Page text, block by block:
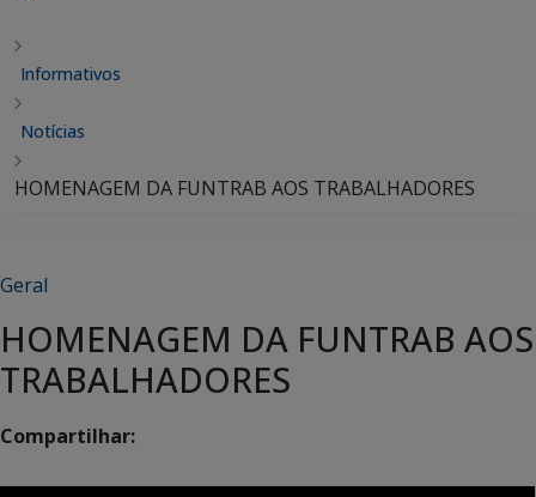
Informativos
Notícias
HOMENAGEM DA FUNTRAB AOS TRABALHADORES
Geral
HOMENAGEM DA FUNTRAB AOS
TRABALHADORES
Compartilhar: